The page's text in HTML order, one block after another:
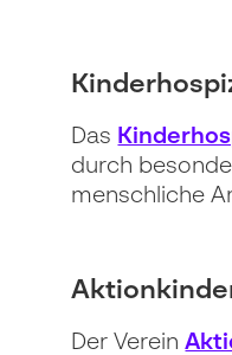
Das
durch
menschliche
Der Verein